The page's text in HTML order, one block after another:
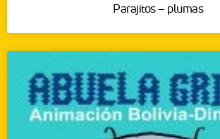
Parajitos – plumas